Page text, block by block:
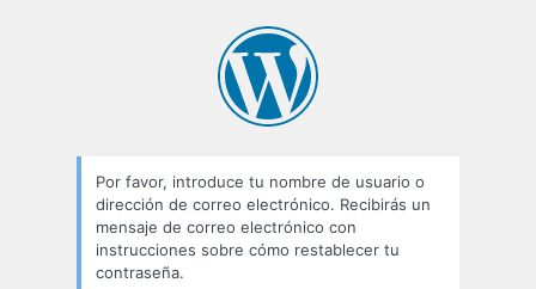
Por favor, introduce tu nombre de usuario o
dirección de correo electrónico. Recibirás un
mensaje de correo electrónico con
instrucciones sobre cómo restablecer tu
contraseña.